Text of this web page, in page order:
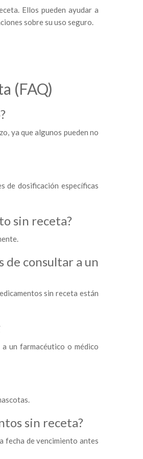
Ellos pueden ayudar a
sobre su uso seguro.
(FAQ)
ya que algunos pueden no
de dosificación específicas
sin receta?
de consultar a un
sin receta están
un farmacéutico o médico
sin receta?
fecha de vencimiento antes